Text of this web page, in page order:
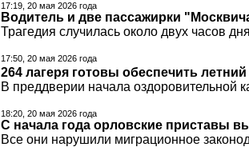
17:19, 20 мая 2026 года
Водитель и две пассажирки
Трагедия случилась около двух часов
17:50, 20 мая 2026 года
264 лагеря готовы обеспечить
В преддверии начала оздоровительной
18:20, 20 мая 2026 года
С начала года орловские приставы
Все они нарушили миграционное